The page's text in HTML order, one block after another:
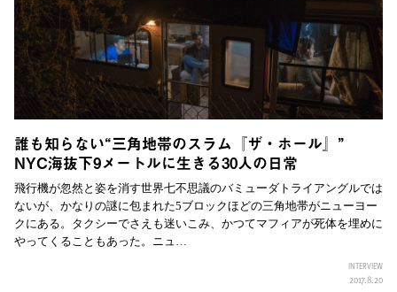
誰も知らない“三角地帯のスラム『ザ・ホール』”
NYC海抜下9メートルに生きる30人の日常
飛行機が忽然と姿を消す世界七不思議のバミューダトライアングルでは
ないが、かなりの謎に包まれた5ブロックほどの三角地帯がニューヨー
クにある。タクシーでさえも迷いこみ、かつてマフィアが死体を埋めに
やってくることもあった。ニュ…
INTERVIEW
2017.8.20